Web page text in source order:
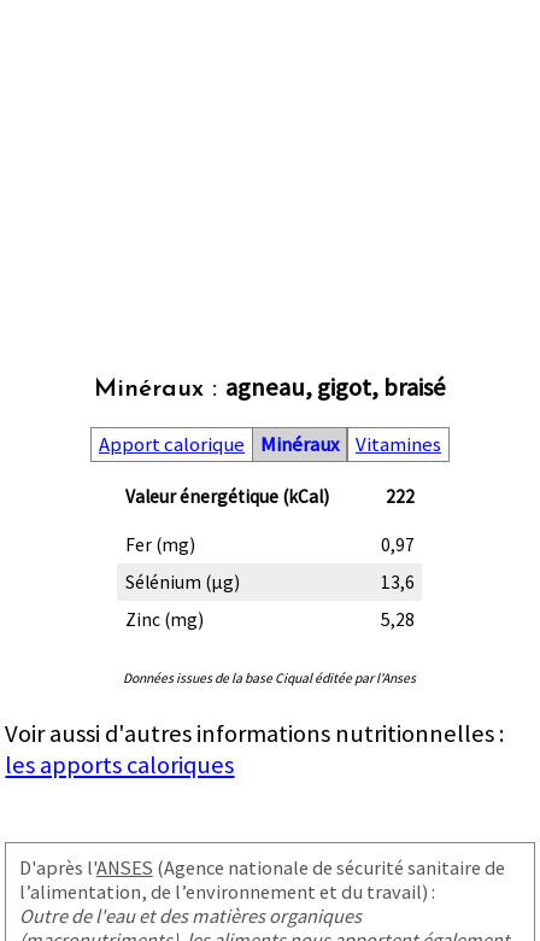
Minéraux : agneau, gigot, braisé
Apport calorique Minéraux Vitamines
Valeur énergétique (kCal) 222
Fer (mg)
0,97
Sélénium (µg)
13,6
Zinc (mg)
5,28
Données issues de la base Ciqual éditée par l'Anses
Voir aussi d'autres informations nutritionnelles :
les apports caloriques
D'après l'ANSES (Agence nationale de sécurité sanitaire de
l’alimentation, de l’environnement et du travail) :
Outre de l'eau et des matières organiques